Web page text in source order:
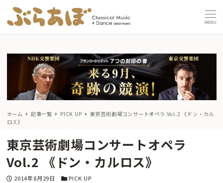
MENU
ホーム 記事一覧 PICK UP
東京芸術劇場コンサートオペラ Vol.2 《ドン・カル
ロス》
東京芸術劇場コンサートオペラ
Vol.2 《ドン・カルロス》
投稿日
2014年8月29日 カテゴリー
PICK UP